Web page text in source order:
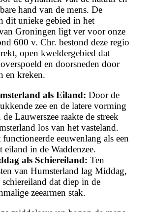
hand van de mens. De
dit unieke gebied in het
Groningen ligt ver voor onze
600 v. Chr. bestond deze regio
open kweldergebied dat
en doorsneden door
en kreken.
als Eiland: Door de
zee en de latere vorming
de Lauwerszee raakte de streek
los van het vasteland.
functioneerde eeuwenlang als een
eiland in de Waddenzee.
als Schiereiland: Ten
van Humsterland lag Middag,
schiereiland dat diep in de
zeearmen stak.